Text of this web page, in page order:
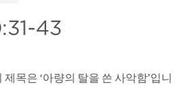
43
목은 ‘아량의 탈을 쓴 사악함’입니